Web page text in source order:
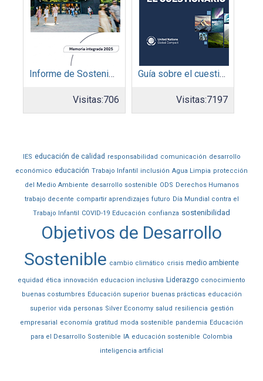
Informe de Sostenibilidad 2025: Parque Arauco
Visitas:706
Guía sobre el cuestionario: Comunicación de Progreso
Visitas:7197
IES educación de calidad responsabilidad comunicación desarrollo
económico educación Trabajo Infantil inclusión Agua Limpia protección
del Medio Ambiente desarrollo sostenible ODS Derechos Humanos
trabajo decente compartir aprendizajes futuro Día Mundial contra el
Trabajo Infantil COVID-19 Educación confianza sostenibilidad
Objetivos de Desarrollo
Sostenible cambio climático crisis medio ambiente
equidad ética innovación educacion inclusiva Liderazgo conocimiento
buenas costumbres Educación superior buenas prácticas educación
superior vida personas Silver Economy salud resiliencia gestión
empresarial economía gratitud moda sostenible pandemia Educación
para el Desarrollo Sostenible IA educación sostenible Colombia
inteligencia artificial